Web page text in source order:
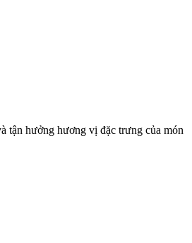
tận hưởng hương vị đặc trưng của món